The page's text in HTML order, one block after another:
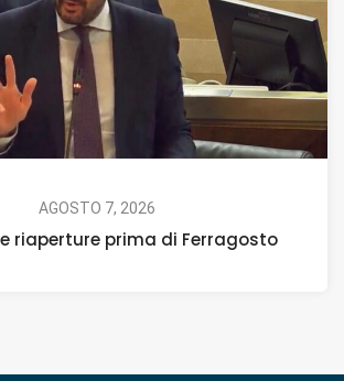
AGOSTO 7, 2026
riaperture prima di Ferragosto